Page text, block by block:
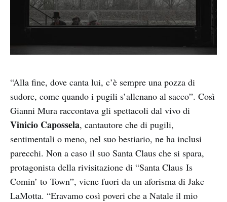
“Alla fine, dove canta lui, c’è sempre una pozza di
sudore, come quando i pugili s’allenano al sacco”. Così
Gianni Mura raccontava gli spettacoli dal vivo di
Vinicio Capossela, cantautore che di pugili,
sentimentali o meno, nel suo bestiario, ne ha inclusi
parecchi. Non a caso il suo Santa Claus che si spara,
protagonista della rivisitazione di “Santa Claus Is
Comin’ to Town”, viene fuori da un aforisma di Jake
LaMotta. “Eravamo così poveri che a Natale il mio